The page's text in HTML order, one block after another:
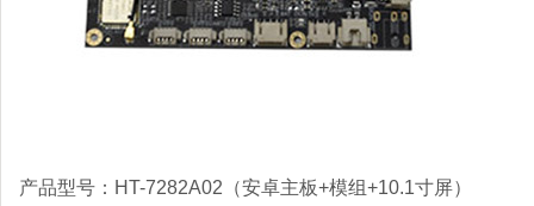
产品型号：HT-7282A02（安卓主板+模组+10.1寸屏）